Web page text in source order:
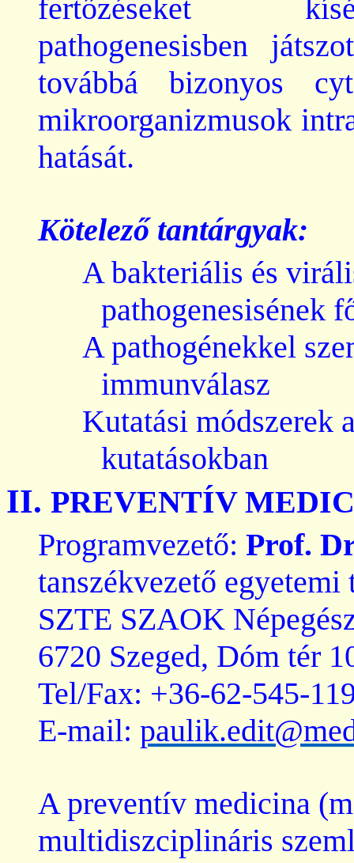
fertőzéseket
pathogenesisben
továbbá bizonyos
mikroorganizmusok
hatását.
Kötelező tantárgyak:
A bakteriális és
pathogenesisének
A pathogénekkel
immunválasz
Kutatási módszerek
kutatásokban
II. PREVENTÍV
Programvezető: Prof.
tanszékvezető egyetemi
SZTE SZAOK
6720 Szeged, Dóm tér
Tel/Fax: +36-62-545-
E-mail:
A preventív medicina
multidiszciplináris